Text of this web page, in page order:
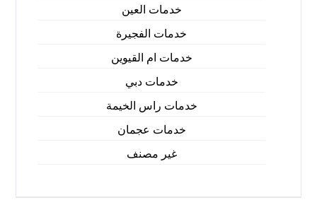
خدمات العين
خدمات الفجيرة
خدمات ام القيوين
خدمات دبي
خدمات راس الخيمة
خدمات عجمان
غير مصنف